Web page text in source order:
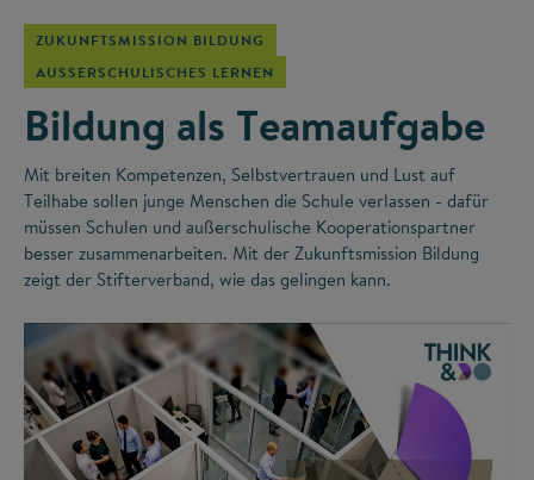
ZUKUNFTSMISSION BILDUNG
AUSSERSCHULISCHES LERNEN
Bildung als Teamaufgabe
Mit breiten Kompetenzen, Selbstvertrauen und Lust auf
Teilhabe sollen junge Menschen die Schule verlassen - dafür
müssen Schulen und außerschulische Kooperationspartner
besser zusammenarbeiten. Mit der Zukunftsmission Bildung
zeigt der Stifterverband, wie das gelingen kann.